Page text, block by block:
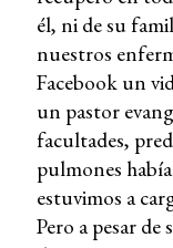
él, ni de su
nuestros
Facebook un
un pastor
facultades,
pulmones
estuvimos a
Pero a pesar de